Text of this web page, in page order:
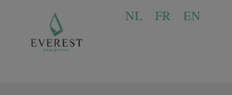
NL FR EN